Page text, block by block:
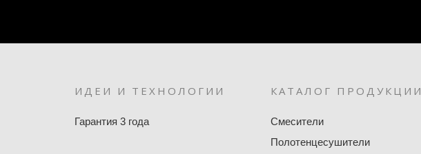
ИДЕИ И ТЕХНОЛОГИИ
Гарантия 3 года
КАТАЛОГ ПРОДУКЦИИ
Смесители
Полотенцесушители